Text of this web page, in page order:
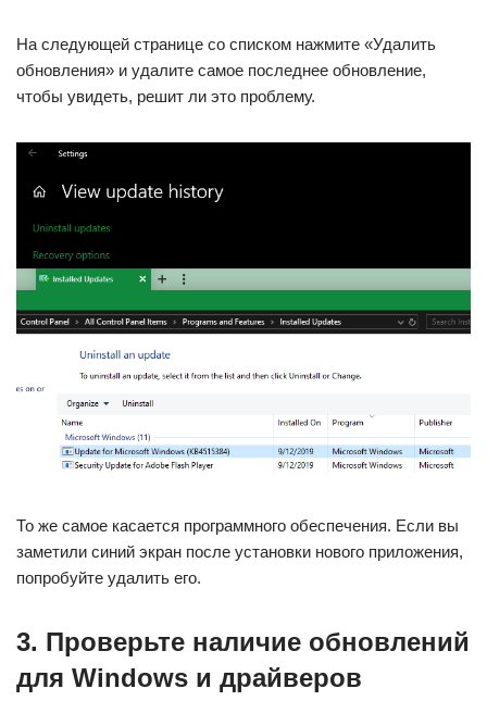
На следующей странице со списком нажмите «Удалить
обновления» и удалите самое последнее обновление,
чтобы увидеть, решит ли это проблему.
То же самое касается программного обеспечения. Если вы
заметили синий экран после установки нового приложения,
попробуйте удалить его.
3. Проверьте наличие обновлений
для Windows и драйверов